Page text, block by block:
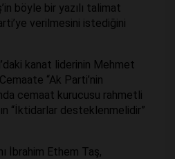
böyle bir yazılı talimat
verilmesini istediğini
kanat liderinin Mehmet
“Ak Parti’nin
cemaat kurucusu rahmetli
“İktidarlar desteklenmelidir”
İbrahim Ethem Taş,